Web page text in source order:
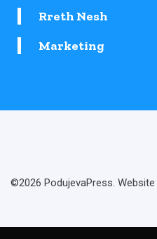
Rreth Nesh
Marketing
©2026 PodujevaPress.